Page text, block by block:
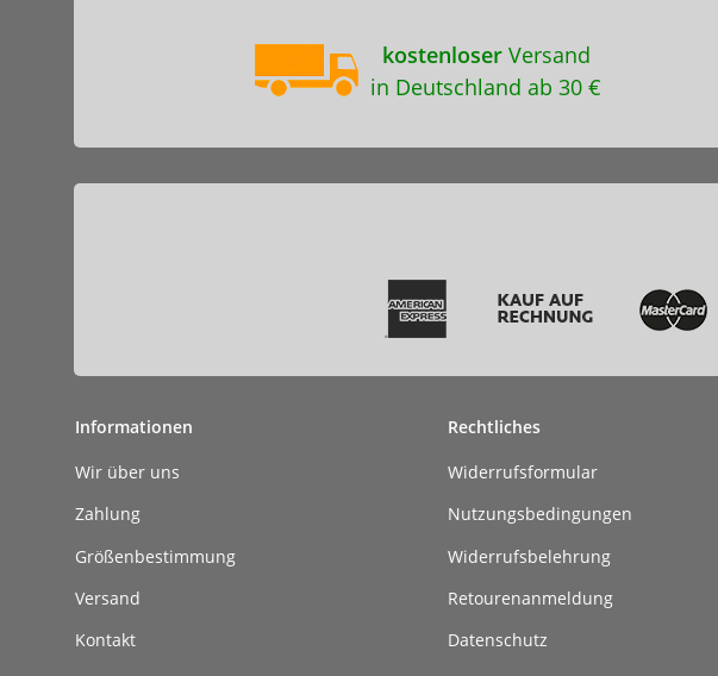
kostenloserVersand
in Deutschland ab 30 €
Informationen
Wir über uns
Zahlung
Größenbestimmung
Versand
Kontakt
Rechtliches
Widerrufsformular
Nutzungsbedingungen
Widerrufsbelehrung
Retourenanmeldung
Datenschutz